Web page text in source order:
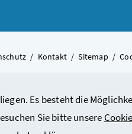
Es besteht die
Sie bitte unsere
/ Kontakt / Sitemap /